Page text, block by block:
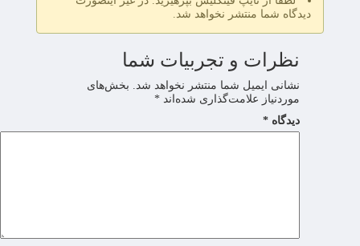
دیدگاه شما منتشر نخواهد شد.
نظرات و تجربیات شما
نشانی ایمیل شما منتشر نخواهد شد. بخش‌های
موردنیاز علامت‌گذاری شده‌اند *
دیدگاه *